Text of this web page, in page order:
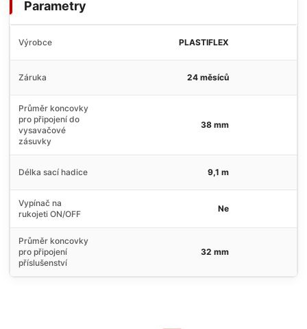
Parametry
Výrobce PLASTIFLEX
Záruka 24 měsíců
Průměr koncovky
pro připojení do
vysavačové
zásuvky
38 mm
Délka sací hadice 9,1 m
Vypínač na
rukojeti ON/OFF
Ne
Průměr koncovky
pro připojení
příslušenství
32 mm